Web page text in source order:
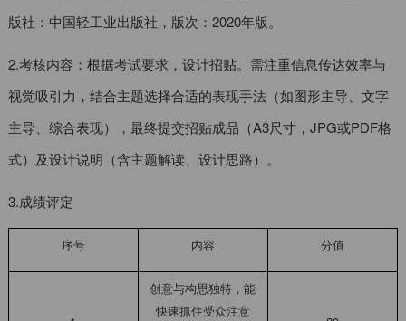
版社：中国轻工业出版社，版次：2020年版。
2.考核内容：根据考试要求，设计招贴。需注重信息传达效率与
视觉吸引力，结合主题选择合适的表现手法（如图形主导、文字
主导、综合表现），最终提交招贴成品（A3尺寸，JPG或PDF格
式）及设计说明（含主题解读、设计思路）。
3.成绩评定
序号 内容 分值
创意与构思独特，能
快速抓住受众注意